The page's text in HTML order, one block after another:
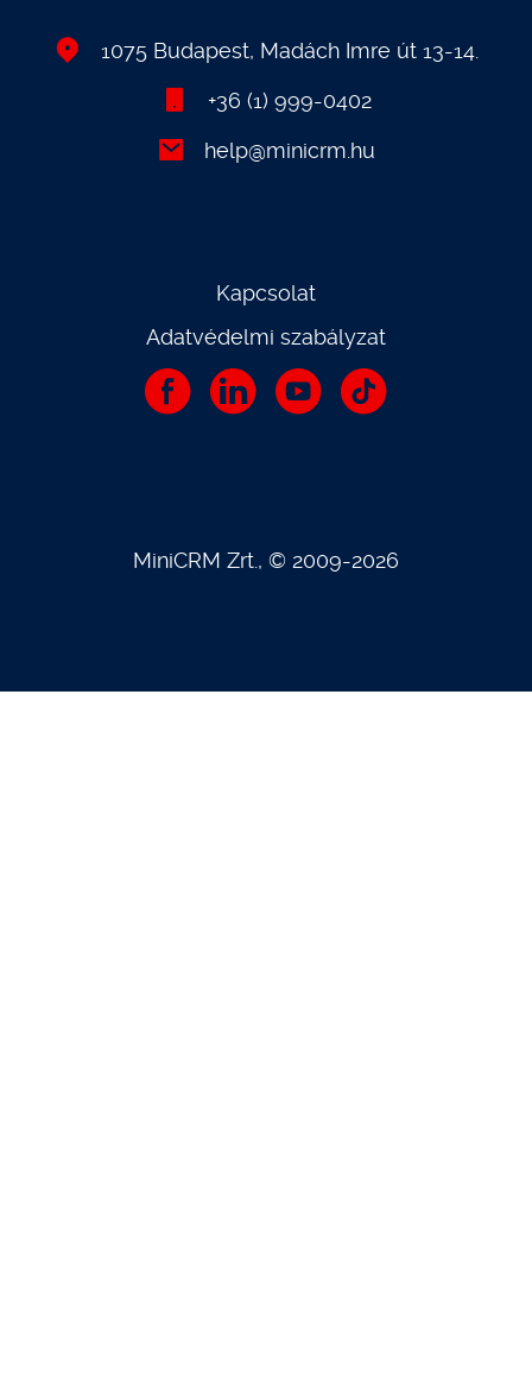
1075 Budapest, Madách Imre út 13-14.
+36 (1) 999-0402
help@minicrm.hu
Kapcsolat
Adatvédelmi szabályzat
MiniCRM Zrt., © 2009-2026